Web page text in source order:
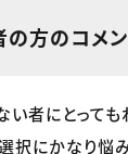
方のコメ
い者にとっても
択にかなり悩